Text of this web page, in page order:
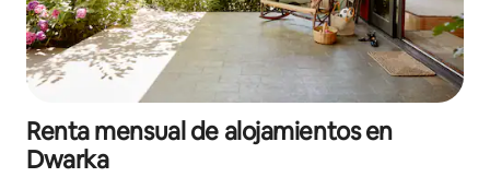
Renta mensual de alojamientos en
Dwarka